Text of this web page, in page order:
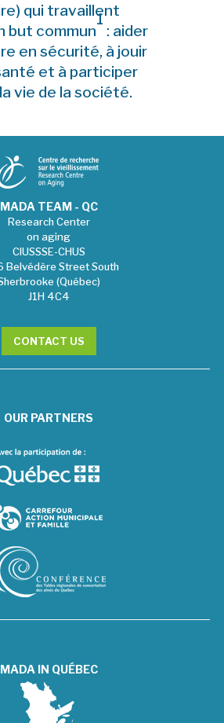
qui travaillent
but commun
1
: aider
en sécurité, à jouir
et à participer
vie de la société.
MADA TEAM - QC
Research Center
on aging
CIUSSSE-CHUS
Belvédère Street South
(Québec)
J1H 4C4
CONTACT US
OUR PARTNERS
MADA IN QUÉBEC